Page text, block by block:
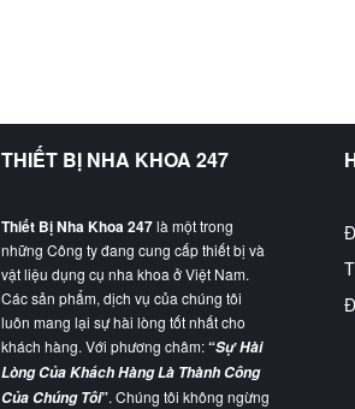
THIẾT BỊ NHA KHOA 247
Thiết Bị Nha Khoa 247là một trong
những Công ty đang cung cấp thiết bị và
vật liệu dụng cụ nha khoa ở Việt Nam.
Các sản phẩm, dịch vụ của chúng tôi
luôn mang lại sự hài lòng tốt nhất cho
khách hàng. Với phương châm:“Sự Hài
Lòng Của Khách Hàng Là Thành Công
Của Chúng Tôi”. Chúng tôi không ngừng